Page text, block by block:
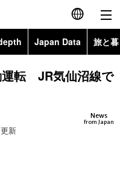
English
简体字
Japan Data 旅と
Topics
運転 JR気仙沼線で
News
from Japan
更新